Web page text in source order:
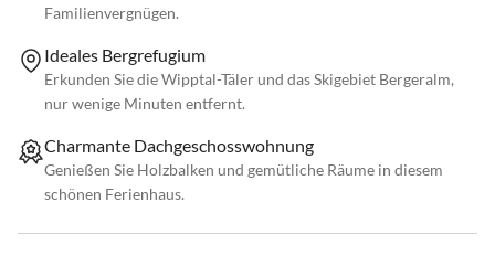
Familienvergnügen.
Ideales Bergrefugium
Erkunden Sie die Wipptal-Täler und das Skigebiet Bergeralm,
nur wenige Minuten entfernt.
Charmante Dachgeschosswohnung
Genießen Sie Holzbalken und gemütliche Räume in diesem
schönen Ferienhaus.